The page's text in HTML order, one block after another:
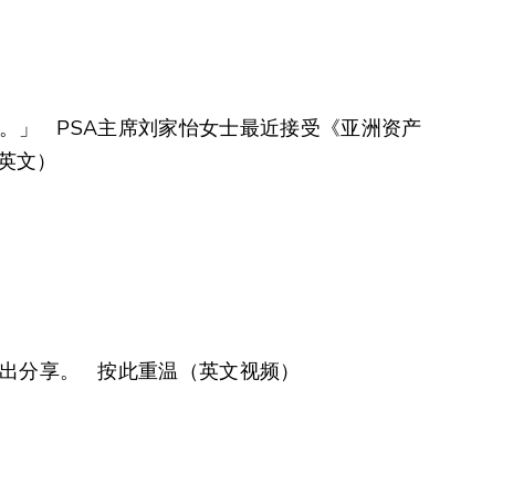
」 PSA主席刘家怡女士最近接受《亚洲资产
）
分享。 按此重温（英文视频）